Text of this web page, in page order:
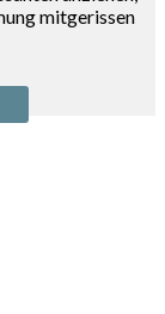
mitgerissen